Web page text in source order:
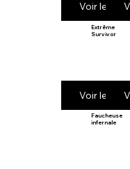
Voir le
Extrême
Survivor
Voir le
Faucheuse
infernale